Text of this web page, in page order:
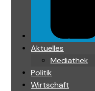
Aktuelles
Mediathek
Politik
Wirtschaft